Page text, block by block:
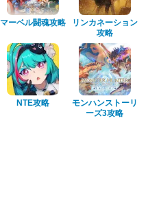
マーベル闘魂攻略
リンカネーション
攻略
NTE攻略
モンハンストーリ
ーズ3攻略